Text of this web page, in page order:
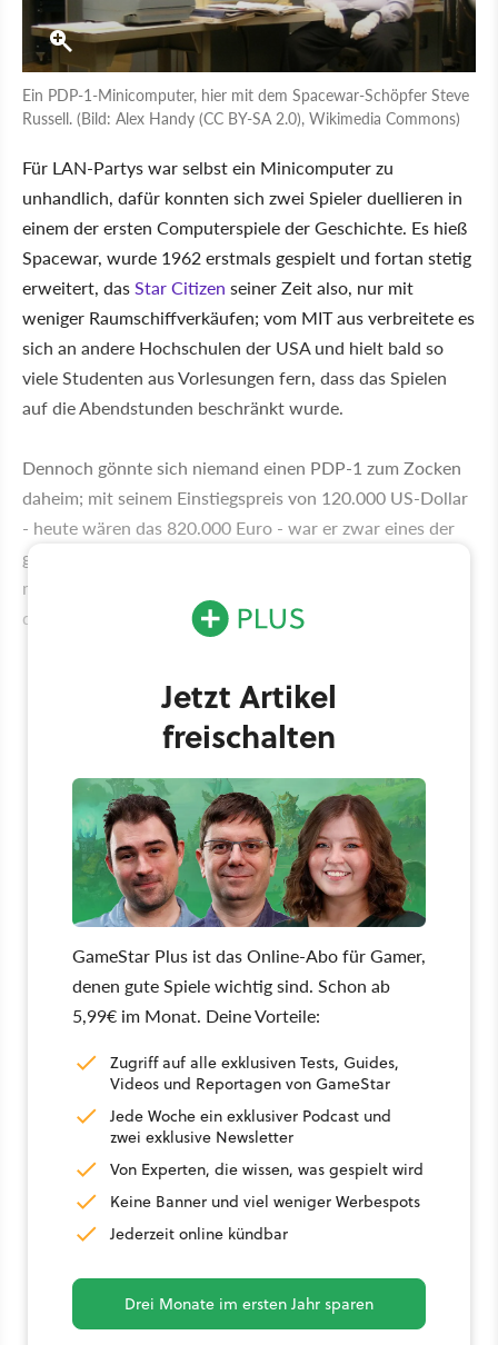
Ein PDP-1-Minicomputer, hier mit dem Spacewar-Schöpfer Steve
Russell. (Bild: Alex Handy (CC BY-SA 2.0), Wikimedia Commons)
Für LAN-Partys war selbst ein Minicomputer zu
unhandlich, dafür konnten sich zwei Spieler duellieren in
einem der ersten Computerspiele der Geschichte. Es hieß
Spacewar, wurde 1962 erstmals gespielt und fortan stetig
erweitert, dasStar Citizen seiner Zeit also, nur mit
weniger Raumschiffverkäufen; vom MIT aus verbreitete es
sich an andere Hochschulen der USA und hielt bald so
viele Studenten aus Vorlesungen fern, dass das Spielen
auf die Abendstunden beschränkt wurde.
Dennoch gönnte sich niemand einen PDP-1 zum Zocken
daheim; mit seinem Einstiegspreis von 120.000 US-Dollar
- heute wären das 820.000 Euro - war er zwar eines der
günstigeren Geräte auf dem Markt, aber so
massentauglich wie ein Partikelbeschleuniger. Die Idee
des privaten Computers blieb ein Wunschtraum.
Jetzt Artikel
freischalten
GameStar Plus ist das Online-Abo für Gamer,
denen gute Spiele wichtig sind. Schon ab
5,99€ im Monat. Deine Vorteile:
Zugriff auf alle exklusiven Tests, Guides,
Videos und Reportagen von GameStar
Jede Woche ein exklusiver Podcast und
zwei exklusive Newsletter
Von Experten, die wissen, was gespielt wird
Keine Banner und viel weniger Werbespots
Jederzeit online kündbar
Drei Monate im ersten Jahr sparen